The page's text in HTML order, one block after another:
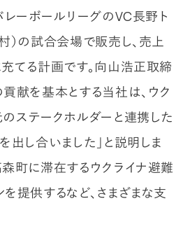
レーボールリーグのVC長野ト
）の試合会場で販売し、売上
てる計画です。向山浩正取締
献を基本とする当社は、ウク
ステークホルダーと連携した
出し合いました」と説明しま
町に滞在するウクライナ避難
提供するなど、さまざまな支